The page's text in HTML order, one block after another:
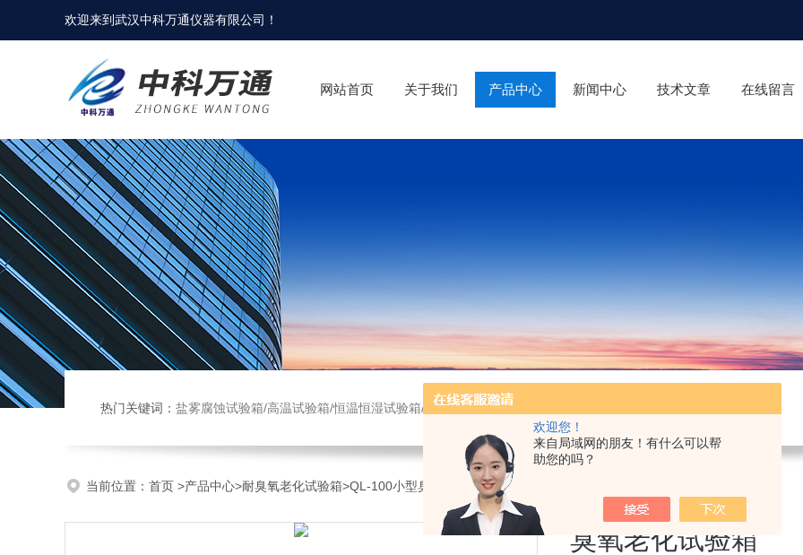
欢迎您！
来自局域网的朋友！有什么可以帮
助您的吗？
欢迎来到武汉中科万通仪器有限公司 ！
网站首页 关于我们 产品中心 新闻中心 技术文章 在线留言
热门关键词： 盐雾腐蚀试验箱/高温试验箱/恒温恒湿试验箱/紫外光老化试验箱/鼓风干燥箱/振动试验机/耐臭氧老化试验箱
当前位置： 首页 >产品中心>耐臭氧老化试验箱>QL-100小型臭氧老化试验箱>QL-100臭氧老化试验箱
臭氧老化试验箱